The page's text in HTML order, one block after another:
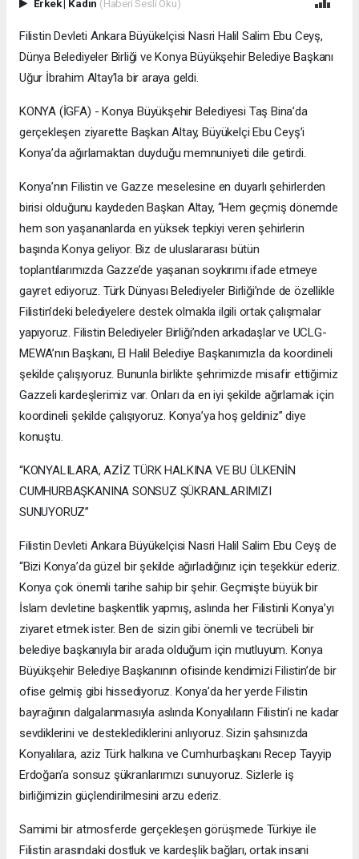
Erkek| Kadın (Haberi Sesli Oku)
Filistin Devleti Ankara Büyükelçisi Nasri Halil Salim Ebu Ceyş,
Dünya Belediyeler Birliği ve Konya Büyükşehir Belediye Başkanı
Uğur İbrahim Altay’la bir araya geldi.
KONYA (İGFA) - Konya Büyükşehir Belediyesi Taş Bina’da
gerçekleşen ziyarette Başkan Altay, Büyükelçi Ebu Ceyş’i
Konya’da ağırlamaktan duyduğu memnuniyeti dile getirdi.
Konya’nın Filistin ve Gazze meselesine en duyarlı şehirlerden
birisi olduğunu kaydeden Başkan Altay, “Hem geçmiş dönemde
hem son yaşananlarda en yüksek tepkiyi veren şehirlerin
başında Konya geliyor. Biz de uluslararası bütün
toplantılarımızda Gazze’de yaşanan soykırımı ifade etmeye
gayret ediyoruz. Türk Dünyası Belediyeler Birliği’nde de özellikle
Filistin’deki belediyelere destek olmakla ilgili ortak çalışmalar
yapıyoruz. Filistin Belediyeler Birliği’nden arkadaşlar ve UCLG-
MEWA’nın Başkanı, El Halil Belediye Başkanımızla da koordineli
şekilde çalışıyoruz. Bununla birlikte şehrimizde misafir ettiğimiz
Gazzeli kardeşlerimiz var. Onları da en iyi şekilde ağırlamak için
koordineli şekilde çalışıyoruz. Konya’ya hoş geldiniz” diye
konuştu.
“KONYALILARA, AZİZ TÜRK HALKINA VE BU ÜLKENİN
CUMHURBAŞKANINA SONSUZ ŞÜKRANLARIMIZI
SUNUYORUZ”
Filistin Devleti Ankara Büyükelçisi Nasri Halil Salim Ebu Ceyş de
“Bizi Konya’da güzel bir şekilde ağırladığınız için teşekkür ederiz.
Konya çok önemli tarihe sahip bir şehir. Geçmişte büyük bir
İslam devletine başkentlik yapmış, aslında her Filistinli Konya’yı
ziyaret etmek ister. Ben de sizin gibi önemli ve tecrübeli bir
belediye başkanıyla bir arada olduğum için mutluyum. Konya
Büyükşehir Belediye Başkanının ofisinde kendimizi Filistin’de bir
ofise gelmiş gibi hissediyoruz. Konya’da her yerde Filistin
bayrağının dalgalanmasıyla aslında Konyalıların Filistin’i ne kadar
sevdiklerini ve desteklediklerini anlıyoruz. Sizin şahsınızda
Konyalılara, aziz Türk halkına ve Cumhurbaşkanı Recep Tayyip
Erdoğan’a sonsuz şükranlarımızı sunuyoruz. Sizlerle iş
birliğimizin güçlendirilmesini arzu ederiz.
Samimi bir atmosferde gerçekleşen görüşmede Türkiye ile
Filistin arasındaki dostluk ve kardeşlik bağları, ortak insani